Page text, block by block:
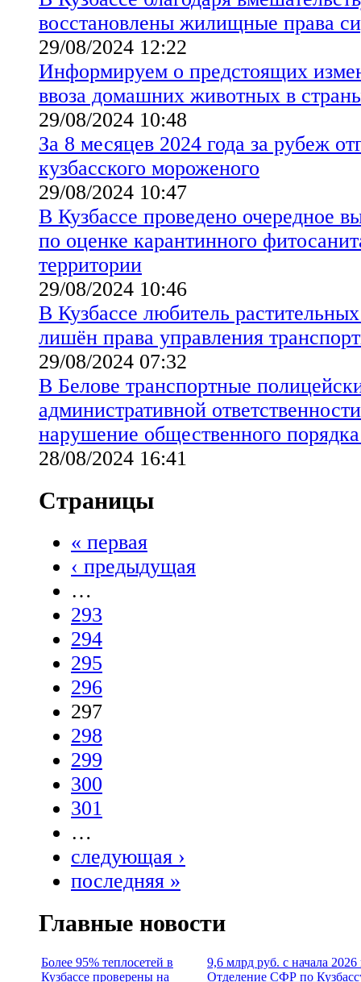
восстановлены жилищные права
29/08/2024 12:22
Информируем о предстоящих
ввоза домашних животных в
29/08/2024 10:48
За 8 месяцев 2024 года за рубеж
кузбасского мороженого
29/08/2024 10:47
В Кузбассе проведено очередное
по оценке карантинного
территории
29/08/2024 10:46
В Кузбассе любитель
лишён права управления
29/08/2024 07:32
В Белове транспортные
административной
нарушение общественного
28/08/2024 16:41
Страницы
« первая
‹ предыдущая
…
293
294
295
296
297
298
299
300
301
…
следующая ›
последняя »
Главные новости
Более 95% теплосетей в
Кузбассе проверены на
9,6 млрд руб. с начала 2026
Отделение СФР по